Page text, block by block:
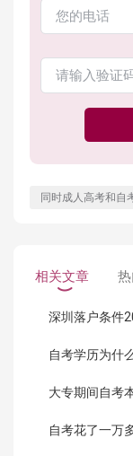
同时成人高考和自
相关文章
深圳落户条件
自考学历为什
大专期间自考
自考花了一万